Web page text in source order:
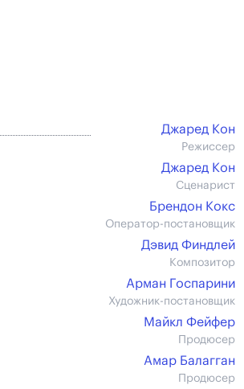
Джаред Кон
Режиссер
Джаред Кон
Сценарист
Брендон Кокс
Оператор-постановщик
Дэвид Финдлей
Композитор
Арман Госпарини
Художник-постановщик
Майкл Фейфер
Продюсер
Амар Балагган
Продюсер